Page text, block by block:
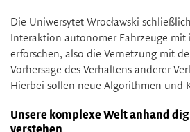
Die Uniwersytet Wrocławski
Interaktion autonomer Fahrzeuge
erforschen, also die Vernetzung mit
Vorhersage des Verhaltens anderer
Hierbei sollen neue Algorithmen und
Unsere komplexe Welt anhand
verstehen